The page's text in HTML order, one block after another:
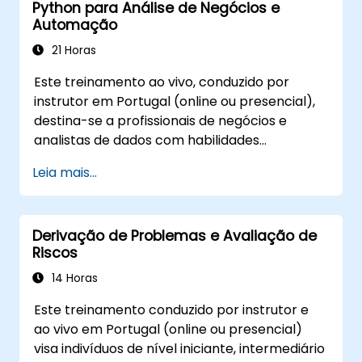
desafios críticos de escalabilidade e
segurança. Concluímos definindo o papel
evolutivo do Consultor e Analista como uma
negócio e a execução técnica.
Python para Análise de Negócios e
Automação
21 Horas
Este treinamento ao vivo, conduzido por
instrutor em Portugal (online ou presencial),
destina-se a profissionais de negócios e
analistas de dados com habilidades
aplicar Python para automatizar fluxos de
trabalho, analisar dados empresariais e gerar
relatórios dinâmicos baseados em Excel.
Leia mais...
Derivação de Problemas e Avaliação de
Riscos
14 Horas
Este treinamento conduzido por instrutor e
ao vivo em Portugal (online ou presencial)
visa indivíduos de nível iniciante, intermediário